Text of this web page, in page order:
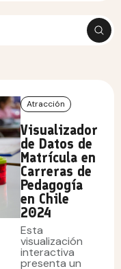
Atracción
Visualizador
de Datos de
Matrícula en
Carreras de
Pedagogía
en Chile
2024
Esta
visualización
interactiva
presenta un